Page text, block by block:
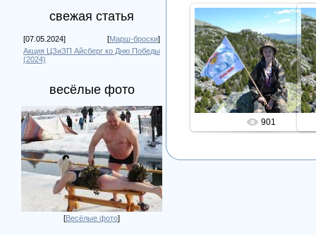
свежая статья
[07.05.2024] [Марш-броски]
Акция ЦЗиЗП Айсберг ко Дню Победы
(2024)
весёлые фото
[Весёлые фото]
15.06.2017
Admin
901